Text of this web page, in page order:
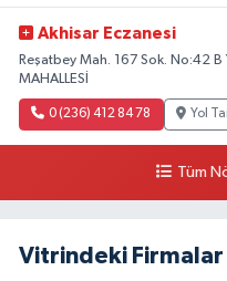
Akhisar Eczanesi
Reşatbey Mah. 167 Sok. No:42 B
MAHALLESİ
0 (236) 412 84 78 Yol
Tüm
Vitrindeki Firmalar